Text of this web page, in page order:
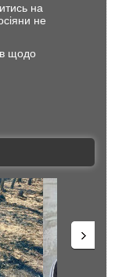
на
не
щодо